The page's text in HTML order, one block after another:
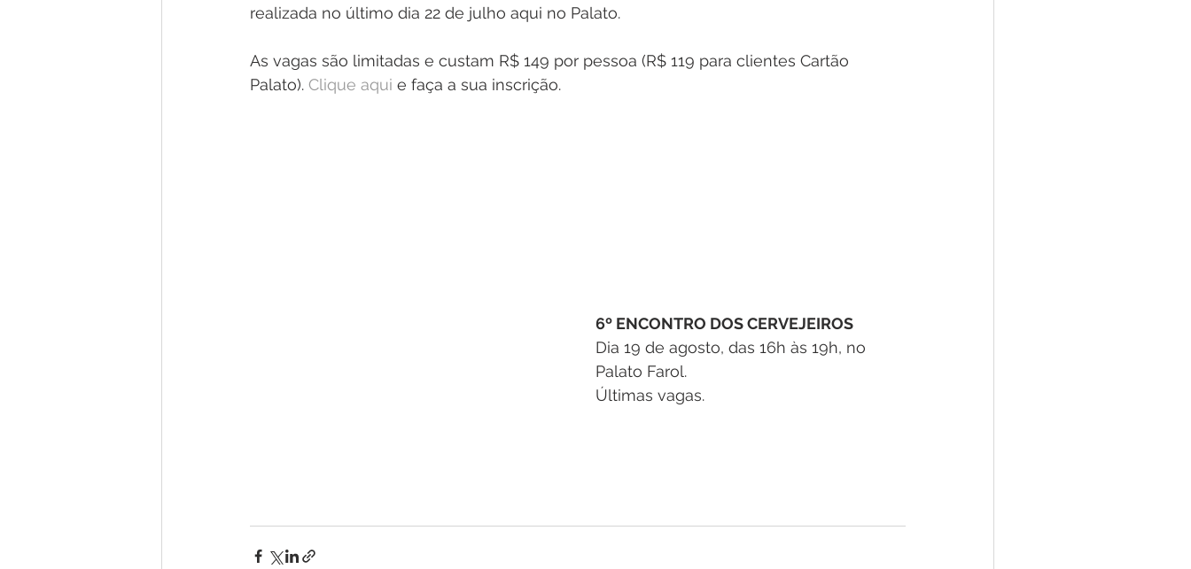
realizada no último dia 22 de julho aqui no Palato.
As vagas são limitadas e custam R$ 149 por pessoa (R$ 119 para clientes Cartão
Palato). Clique aqui e faça a sua inscrição.
6º ENCONTRO DOS CERVEJEIROS
Dia 19 de agosto, das 16h às 19h, no
Palato Farol.
Últimas vagas.